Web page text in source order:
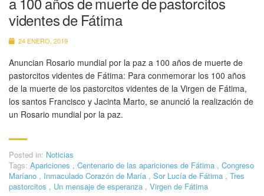
videntes de Fátima
24 ENERO, 2019
Anuncian Rosario mundial por la paz a 100 años de muerte de
pastorcitos videntes de Fátima: Para conmemorar los 100 años
de la muerte de los pastorcitos videntes de la Virgen de Fátima,
los santos Francisco y Jacinta Marto, se anunció la realización de
un Rosario mundial por la paz.
Posted in: Noticias
Tags: Apariciones , Centenario de las apariciones de Fátima , Congreso
Maríano , Inmaculado Corazón de María , Sor Lucía de Fátima , Tres
pastorcitos , Un mensaje de esperanza , Virgen de Fátima